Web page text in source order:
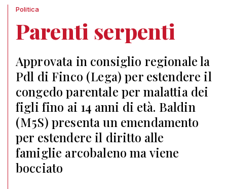
Politica
Parenti serpenti
Approvata in consiglio regionale la
Pdl di Finco (Lega) per estendere il
congedo parentale per malattia dei
figli fino ai 14 anni di età. Baldin
(M5S) presenta un emendamento
per estendere il diritto alle
famiglie arcobaleno ma viene
bocciato